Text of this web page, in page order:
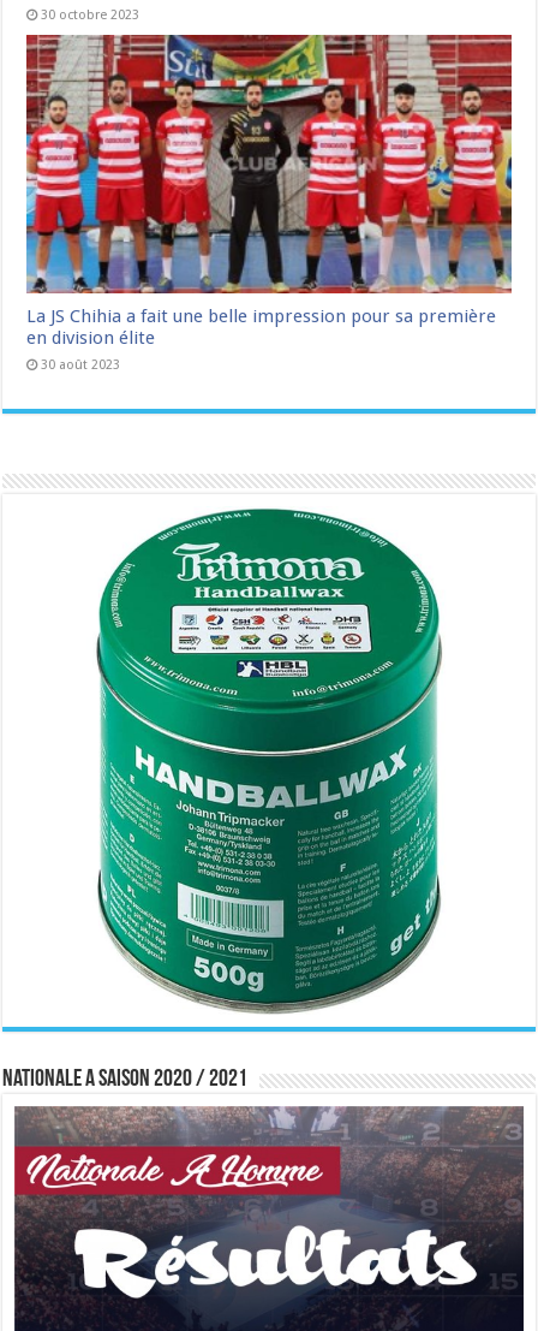
30 octobre 2023
La JS Chihia a fait une belle impression pour sa première
en division élite
30 août 2023
Nationale A saison 2020 / 2021